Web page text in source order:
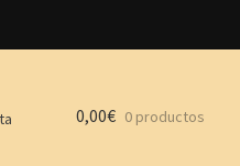
0,00€ 0 productos